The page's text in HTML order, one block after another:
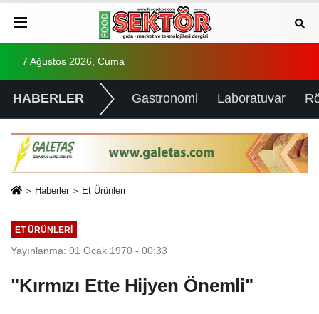
7 Ağustos 2026, Cuma
HABERLER Gastronomi Laboratuvar
Haberler Et Ürünleri
ET ÜRÜNLERI
Yayınlanma: 01 Ocak 1970 - 00:33
"Kırmızı Ette Hijyen Önemli"